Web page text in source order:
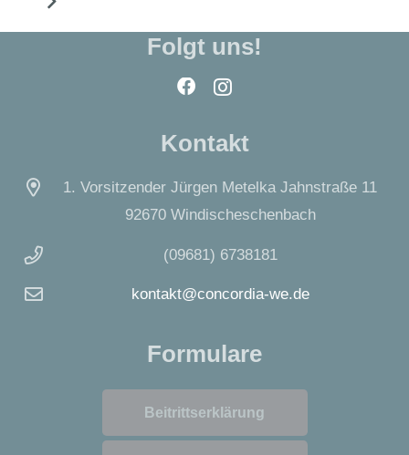
Folgt uns!
Kontakt
1. Vorsitzender Jürgen Metelka Jahnstraße 11
92670 Windischeschenbach
(09681) 6738181
kontakt@concordia-we.de
Formulare
Beitrittserklärung